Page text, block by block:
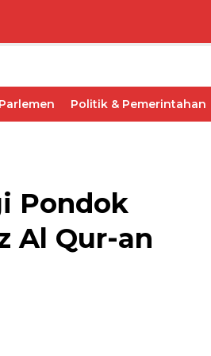
Parlemen Politik & Pemerintahan
Pondok
Al Qur-an